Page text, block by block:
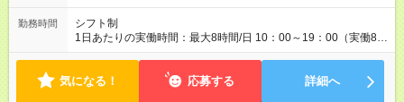
勤務時間
シフト制
1日あたりの実働時間：最大8時間/日 10：00～19：00（実働8時
間／休憩1時間） ※勤務地により、異なる場合あり ＼残業は月平
おり、より働きやすい環境になるよう「働き方改革」を推進中
気になる！ 応募する 詳細へ